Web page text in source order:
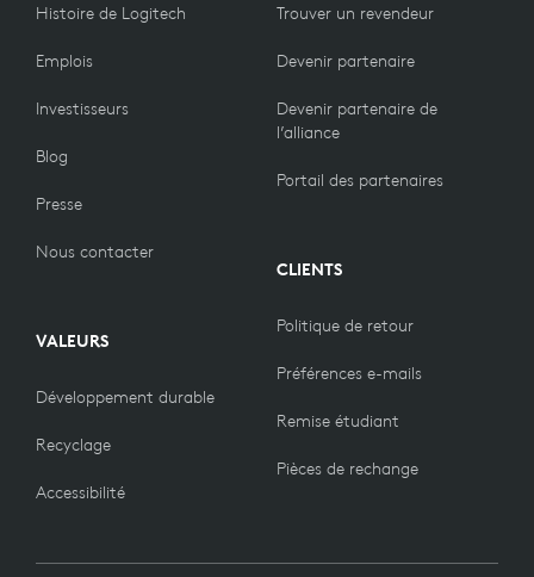
Histoire de Logitech
Emplois
Investisseurs
Blog
Presse
Nous contacter
VALEURS
Développement durable
Recyclage
Accessibilité
Trouver un revendeur
Devenir partenaire
Devenir partenaire de
l’alliance
Portail des partenaires
CLIENTS
Politique de retour
Préférences e-mails
Remise étudiant
Pièces de rechange